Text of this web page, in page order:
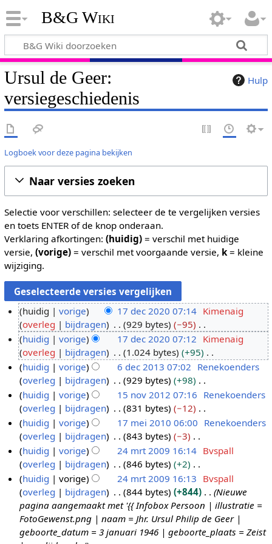
B&G Wiki
Hulp
Ursul de Geer:
versiegeschiedenis
Logboek voor deze pagina bekijken
Naar versies zoeken
Selectie voor verschillen: selecteer de te vergelijken versies
en toets ENTER of de knop onderaan.
Verklaring afkortingen: (huidig)= verschil met huidige
versie, (vorige)= verschil met voorgaande versie, k= kleine
wijziging.
7
e
2
2
huidig vorige 17 dec 2020 07:14 Kimenaig
overleg
bijdragen 929 bytes
−95
G
e
e
n
b
e
w
e
r
k
i
n
g
s
s
a
huidig vorige 17 dec 2020 07:12 Kimenaig
overleg
bijdragen 1.024 bytes
+95
G
e
e
n
b
e
w
e
r
k
i
n
g
s
d
c
0
3
huidig vorige 6 dec 2013 07:02 Renekoenders
overleg
bijdragen 929 bytes
+98
G
e
e
n
b
e
w
e
r
k
n
5
o
2
huidig vorige 15 nov 2012 07:16 Renekoenders
overleg
bijdragen 831 bytes
−12
G
e
e
n
b
e
w
e
r
k
7
e
huidig vorige 17 mei 2010 06:00 Renekoenders
overleg
bijdragen 843 bytes
−3
G
e
e
n
b
e
w
4
huidig vorige 24 mrt 2009 16:14 Bvspall
overleg
bijdragen 846 bytes
+2
G
e
e
n
b
huidig vorige 24 mrt 2009 16:13 Bvspall
overleg
bijdragen 844 bytes +844
Nieuwe
pagina aangemaakt met '{{ Infobox Persoon | illustratie =
FotoGewenst.png | naam = Jhr. Ursul Philip de Geer |
geboorte_datum = 3 januari 1946 | geboorte_plaats = Zeist